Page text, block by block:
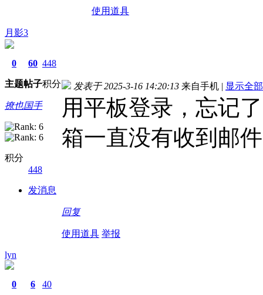
使用道具
月影3
0
主题
60
帖子
448
积分
撩也国手
积分
448
发消息
发表于 2025-3-16 14:20:13 来自手机 | 显示全
用平板登录，忘记
箱一直没有收到邮件
回复
使用道具 举报
lyn
0 6 40